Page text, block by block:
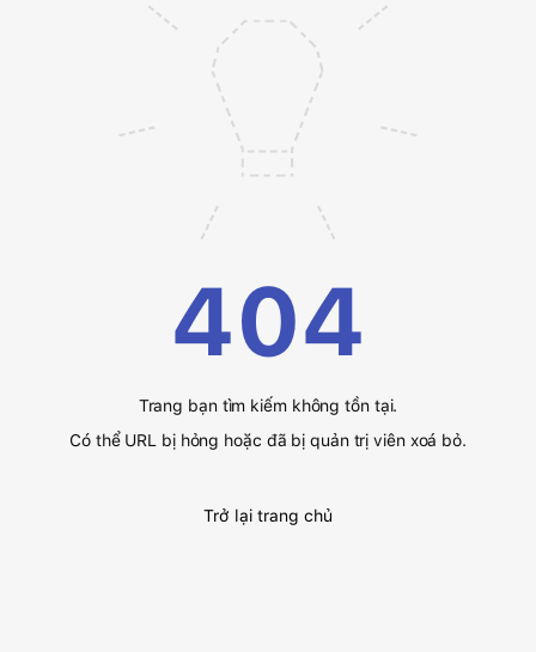
404
Trang bạn tìm kiếm không tồn tại.
Có thể URL bị hỏng hoặc đã bị quản trị viên xoá bỏ.
Trở lại trang chủ